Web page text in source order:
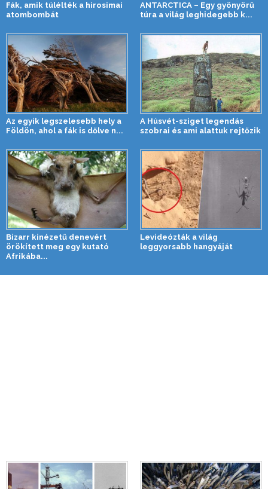
Fák, amik túlélték a hirosimai
atombombát
ANTARCTICA – Egy gyönyörű
túra a világ leghidegebb k...
Az egyik legszelesebb hely a
Földön, ahol a fák is dőlve n...
A Húsvét-sziget legendás
szobrai és ami alattuk rejtőzik
Bizarr kinézetű denevért
örökített meg egy kutató
Afrikába...
Levideózták a világ
leggyorsabb hangyáját